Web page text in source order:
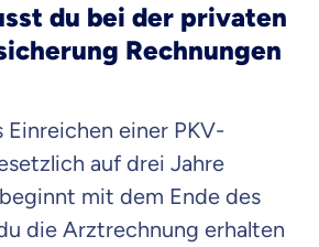
du bei der privaten
Rechnungen
Einreichen einer PKV-
auf drei Jahre
mit dem Ende des
die Arztrechnung erhalten